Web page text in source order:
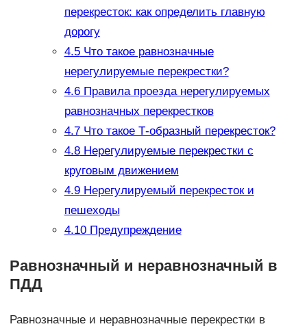
перекресток: как определить главную
дорогу
4.5Что такое равнозначные
нерегулируемые перекрестки?
4.6Правила проезда нерегулируемых
равнозначных перекрестков
4.7Что такое Т-образный перекресток?
4.8Нерегулируемые перекрестки с
круговым движением
4.9Нерегулируемый перекресток и
пешеходы
4.10Предупреждение
Равнозначный и неравнозначный в
ПДД
Равнозначные и неравнозначные перекрестки в